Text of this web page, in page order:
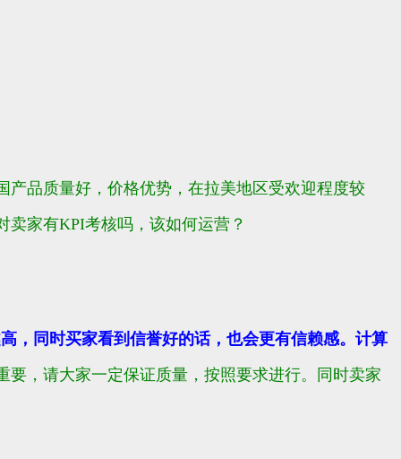
品质量好，价格优势，在拉美地区受欢迎程度较
卖家有KPI考核吗，该如何运营？
，同时买家看到信誉好的话，也会更有信赖感。 计算
要，请大家一定保证质量，按照要求进行。同时卖家